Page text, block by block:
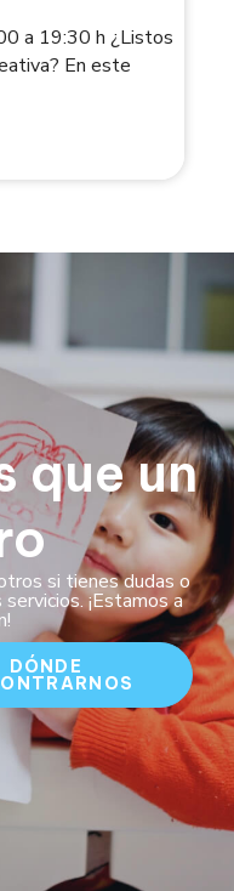
a 19:30 h ¿Listos
En este
que un
si tienes dudas o
¡Estamos a
DÓNDE